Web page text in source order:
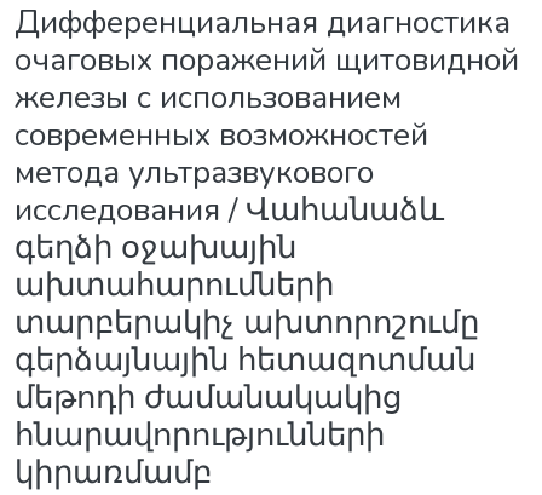
Дифференциальная диагностика
очаговых поражений щитовидной
железы с использованием
современных возможностей
метода ультразвукового
исследования / Վահանաձև
գեղձի օջախային
ախտահարումների
տարբերակիչ ախտորոշումը
գերձայնային հետազոտման
մեթոդի ժամանակակից
հնարավորությունների
կիրառմամբ